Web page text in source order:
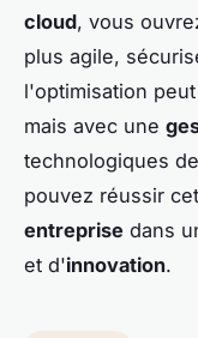
cloud, vous
plus agile,
l'optimisation
mais avec une
technologiques
pouvez réussir
entreprise dans
et d'innovation.